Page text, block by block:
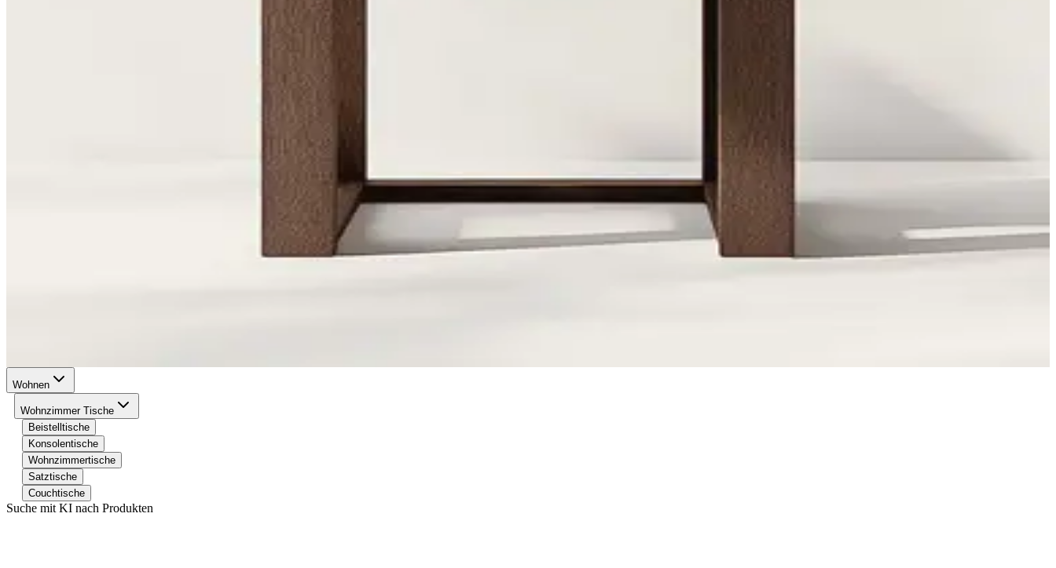
Wohnen
Wohnzimmer Tische
Beistelltische
Konsolentische
Wohnzimmertische
Satztische
Couchtische
Suche mit KI nach Produkten